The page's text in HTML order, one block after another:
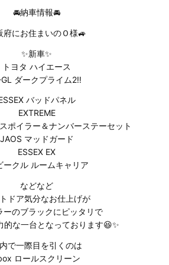
🚘納車情報🚘
府にお住まいのＯ様🚙
✨新車✨
トヨタ ハイエース
ダークプライム2‼️
バッドパネル
EXTREME
ポイラー＆ナンバーステーセット
JAOS マッドガード
ESSEX EX
ークル ルームキャリア
などなど
ドア気分なお仕上げが
ーのブラックにピッタリで
的な一台となっております😆✨
で一際目を引くのは
ロールスクリーン